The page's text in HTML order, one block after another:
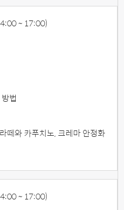
~ 17:00)
법
떼와 카푸치노, 크레마 안정화
~ 17:00)